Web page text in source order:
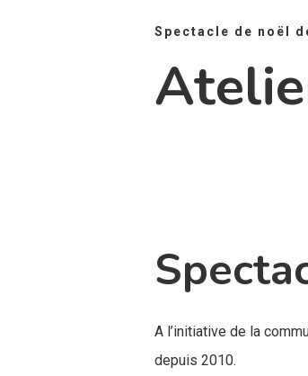
Spectacle de noël
A l’initiative de la
depuis 2010.